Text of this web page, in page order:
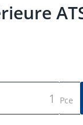
Pce